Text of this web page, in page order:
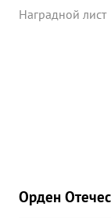
ЭНЕРГИЮ и
Наградной лист
Орден